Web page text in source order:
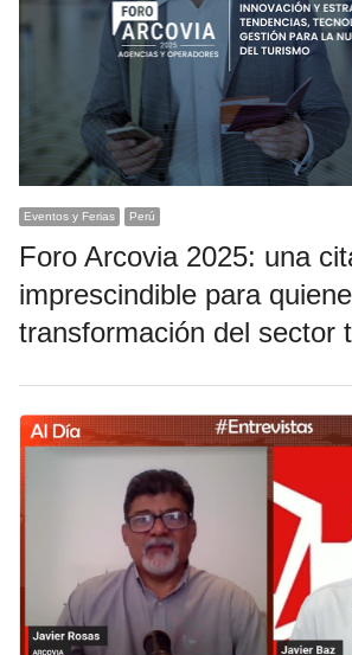
Eventos y Ferias Perú
Foro Arcovia 2025: una
imprescindible para
transformación del sector